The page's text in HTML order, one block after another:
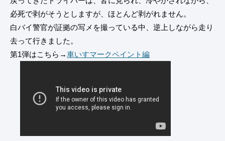
必死で剥がそうとしますが、ほとんど剥がれません。
白バイ警官が証拠の写メを撮っている中、逆上しながら走り
去って行きました。
第1弾はこちら→車いすマークペイント編